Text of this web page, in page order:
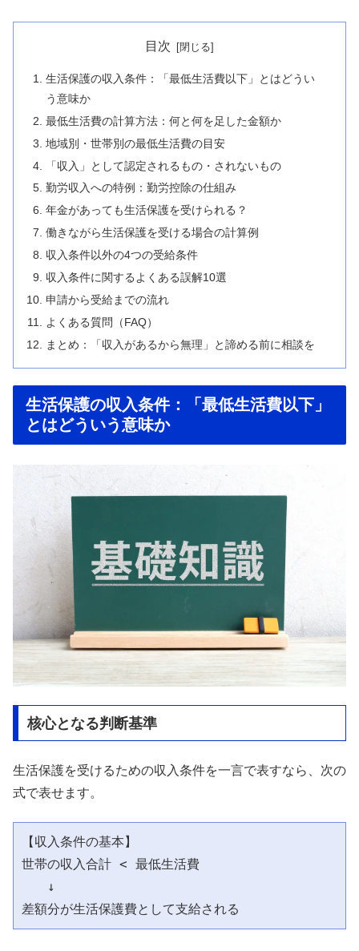
目次
生活保護の収入条件：「最低生活費以下」とはどうい
う意味か
最低生活費の計算方法：何と何を足した金額か
地域別・世帯別の最低生活費の目安
「収入」として認定されるもの・されないもの
勤労収入への特例：勤労控除の仕組み
年金があっても生活保護を受けられる？
働きながら生活保護を受ける場合の計算例
収入条件以外の4つの受給条件
収入条件に関するよくある誤解10選
申請から受給までの流れ
よくある質問（FAQ）
まとめ：「収入があるから無理」と諦める前に相談を
生活保護の収入条件：「最低生活費以下」
とはどういう意味か
核心となる判断基準
生活保護を受けるための収入条件を一言で表すなら、次の
式で表せます。
【収入条件の基本】
世帯の収入合計 < 最低生活費
↓